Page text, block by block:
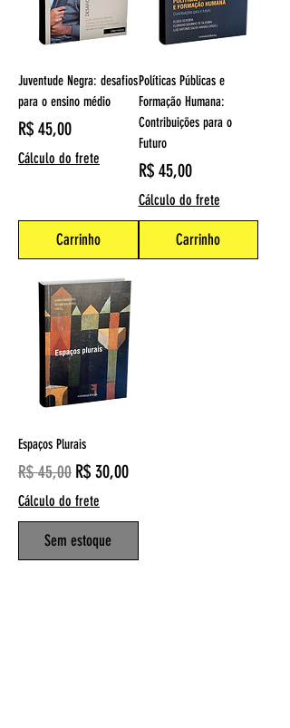
Juventude Negra: desafios
para o ensino médio
Preço
R$ 45,00
Cálculo do frete
Carrinho
Políticas Públicas e
Formação Humana:
Contribuições para o
Futuro
Preço
R$ 45,00
Cálculo do frete
Carrinho
Espaços Plurais
Preço normal
R$ 45,00 Preço promocional
R$ 30,00
Cálculo do frete
Sem estoque